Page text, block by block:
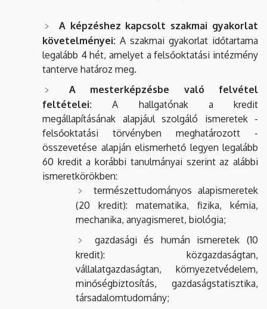
A képzéshez kapcsolt szakmai gyakorlat
követelményei: A szakmai gyakorlat időtartama
legalább 4 hét, amelyet a felsőoktatási intézmény
tanterve határoz meg.
A mesterképzésbe való felvétel
feltételei:A hallgatónak a kredit
megállapításának alapjául szolgáló ismeretek -
felsőoktatási törvényben meghatározott -
összevetése alapján elismerhető legyen legalább
60 kredit a korábbi tanulmányai szerint az alábbi
ismeretkörökben:
természettudományos alapismeretek
(20 kredit): matematika, fizika, kémia,
mechanika, anyagismeret, biológia;
gazdasági és humán ismeretek (10
kredit): közgazdaságtan,
vállalatgazdaságtan, környezetvédelem,
minőségbiztosítás, gazdaságstatisztika,
társadalomtudomány;